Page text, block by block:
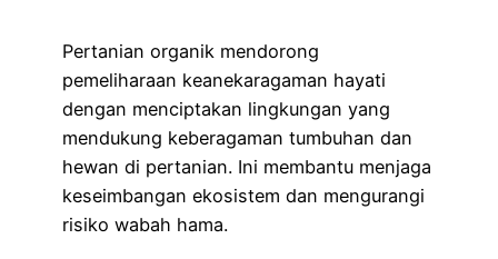
Pertanian organik mendorong
pemeliharaan keanekaragaman hayati
dengan menciptakan lingkungan yang
mendukung keberagaman tumbuhan dan
hewan di pertanian. Ini membantu menjaga
keseimbangan ekosistem dan mengurangi
risiko wabah hama.